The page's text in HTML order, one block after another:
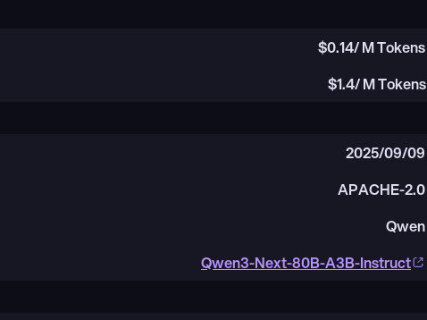
$0.14/ M Tokens
$1.4/ M Tokens
2025/09/09
APACHE-2.0
Qwen
Qwen3-Next-80B-A3B-Instruct